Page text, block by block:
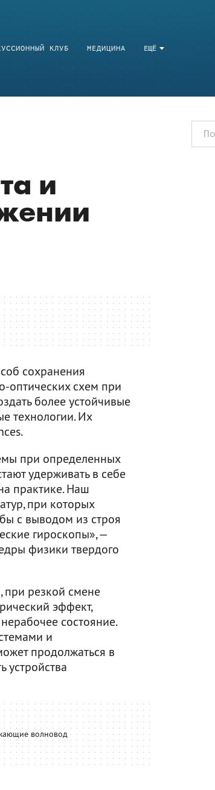
ЕЩЁ
КЛУБ МЕДИЦИНА
и
сохранения
оптических схем при
более устойчивые
технологии. Их
при определенных
удерживать в себе
практике. Наш
при которых
с выводом из строя
гироскопы», —
физики твердого
при резкой смене
эффект,
состояние.
и
продолжаться в
устройства
волновод